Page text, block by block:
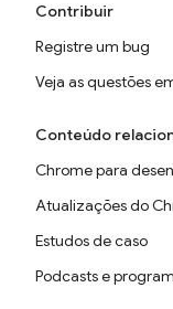
Contribuir
Registre um bug
Veja as questões
Conteúdo
Chrome para
Atualizações do
Estudos de caso
Podcasts e